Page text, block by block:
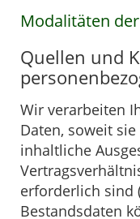
Modalitäten
Quellen und
Wir verarbeiten
Daten, soweit
inhaltliche
erforderlich sind
Bestandsdaten